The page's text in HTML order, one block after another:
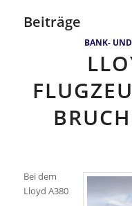
Beiträge
BANK-
Bei dem
Lloyd A380